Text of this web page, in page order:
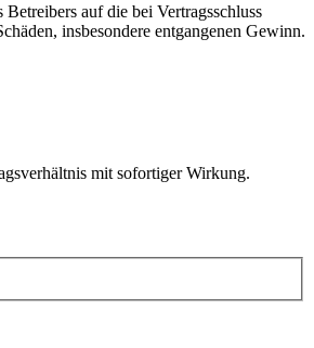
auf die bei Vertragsschluss
insbesondere entgangenen Gewinn.
mit sofortiger Wirkung.